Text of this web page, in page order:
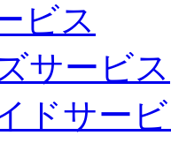
ビス
サービス
ドサー